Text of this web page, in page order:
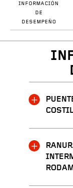
INFORMACIÓN
DE
DESEMPEÑO